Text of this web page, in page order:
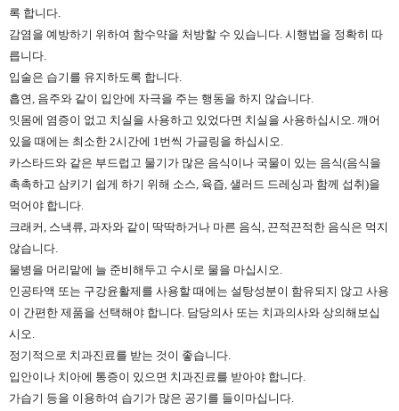
록 합니다.
감염을 예방하기 위하여 함수약을 처방할 수 있습니다. 시행법을 정확히 따
릅니다.
입술은 습기를 유지하도록 합니다.
흡연, 음주와 같이 입안에 자극을 주는 행동을 하지 않습니다.
잇몸에 염증이 없고 치실을 사용하고 있었다면 치실을 사용하십시오. 깨어
있을 때에는 최소한 2시간에 1번씩 가글링을 하십시오.
카스타드와 같은 부드럽고 물기가 많은 음식이나 국물이 있는 음식(음식을
촉촉하고 삼키기 쉽게 하기 위해 소스, 육즙, 샐러드 드레싱과 함께 섭취)을
먹어야 합니다.
크래커, 스낵류, 과자와 같이 딱딱하거나 마른 음식, 끈적끈적한 음식은 먹지
않습니다.
물병을 머리맡에 늘 준비해두고 수시로 물을 마십시오.
인공타액 또는 구강윤활제를 사용할 때에는 설탕성분이 함유되지 않고 사용
이 간편한 제품을 선택해야 합니다. 담당의사 또는 치과의사와 상의해보십
시오.
정기적으로 치과진료를 받는 것이 좋습니다.
입안이나 치아에 통증이 있으면 치과진료를 받아야 합니다.
가습기 등을 이용하여 습기가 많은 공기를 들이마십니다.